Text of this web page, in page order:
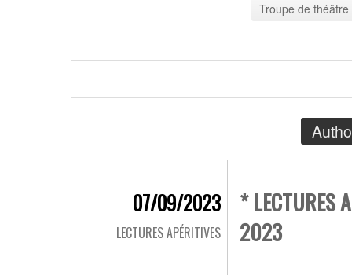
Troupe de
07/09/2023
LECTURES APÉRITIVES
* LECTURES
2023